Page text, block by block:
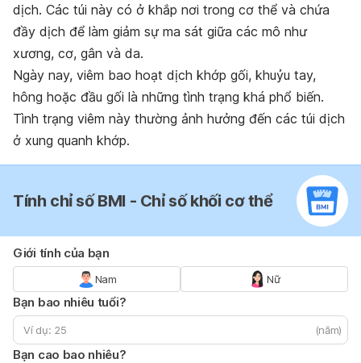
dịch. Các túi này có ở khắp nơi trong cơ thể và chứa
đầy dịch để làm giảm sự ma sát giữa các mô như
xương, cơ, gân và da.
Ngày nay, viêm bao hoạt dịch khớp gối, khuỷu tay,
hông hoặc đầu gối là những tình trạng khá phổ biến.
Tình trạng viêm này thường ảnh hưởng đến các túi dịch
ở xung quanh khớp.
Tính chỉ số BMI - Chỉ số khối cơ thể
Giới tính của bạn
Nam Nữ
Bạn bao nhiêu tuổi?
(năm)
Bạn cao bao nhiêu?